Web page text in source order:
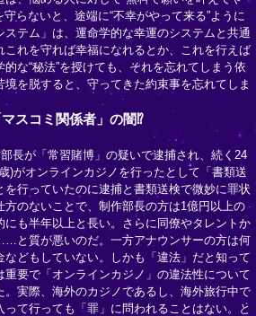
守らないと、途端に“不幸がやって来る”ように
ステム」は、運命学的な幸運のシステムと共通
れを守れば幸福になれるとか、これを行えば
な“秘法”を授けても、それを忘れてしまう依
を脱すると、守ってきた約束事を忘れてしま
スコミ関係者」の闇⁉
長が「常習賭博」の疑いで逮捕され、続く24
)がオンラインカジノを行ったとして「書類送
行っていたのに逮捕と書類送検で微妙に罪状
のないことで、制作部長の方は1億円以上の
にも半年以上と長い。さらに同僚やタレントか
と質が悪いのだ。一方アナウンサーの方は何
どもしていない。しかも「違法」だと知って
重要で「オンラインカジノ」の違法性について
。実際、海外のカジノであるし、海外旅行中で
て行っても「罪」に問われることはない。と